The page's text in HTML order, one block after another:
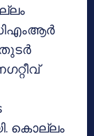
കൊല്ലം